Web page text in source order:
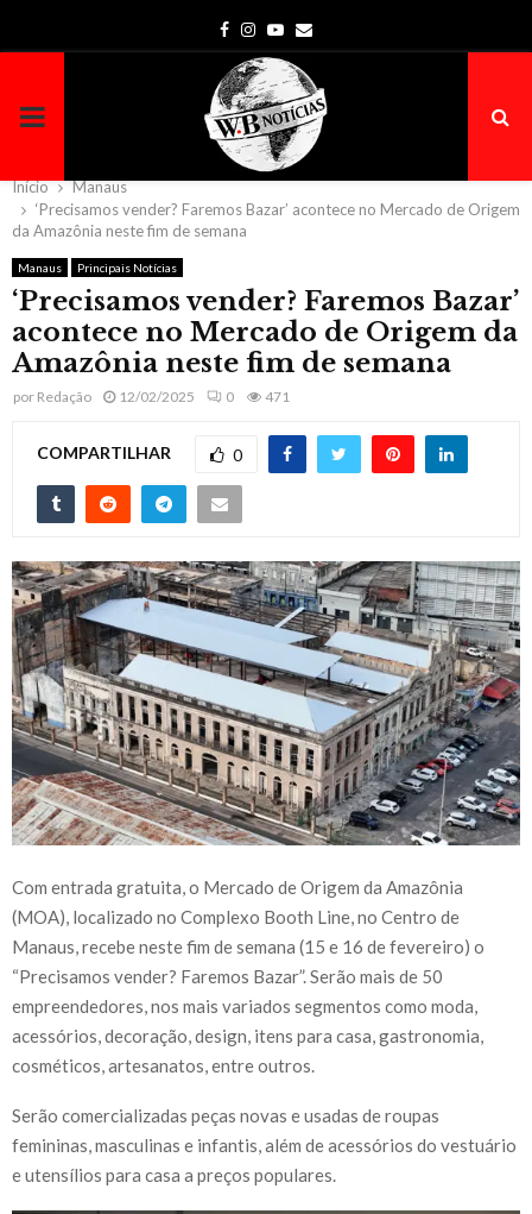
Facebook
Instagram
Youtube
Email
PRIMARY
MENU
Início
Manaus
‘Precisamos vender? Faremos Bazar’ acontece no Mercado de Origem
da Amazônia neste fim de semana
Manaus Principais Notícias
‘Precisamos vender? Faremos Bazar’
acontece no Mercado de Origem da
Amazônia neste fim de semana
por Redação 12/02/2025 0 471
COMPARTILHAR 0
Com entrada gratuita, o Mercado de Origem da Amazônia
(MOA), localizado no Complexo Booth Line, no Centro de
Manaus, recebe neste fim de semana (15 e 16 de fevereiro) o
“Precisamos vender? Faremos Bazar”. Serão mais de 50
empreendedores, nos mais variados segmentos como moda,
acessórios, decoração, design, itens para casa, gastronomia,
cosméticos, artesanatos, entre outros.
Serão comercializadas peças novas e usadas de roupas
femininas, masculinas e infantis, além de acessórios do vestuário
e utensílios para casa a preços populares.